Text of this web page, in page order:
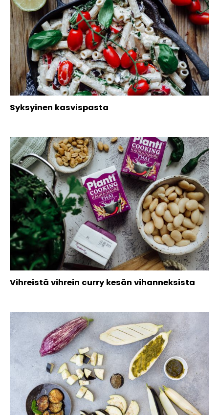
Syksyinen kasvispasta
Vihreistä vihrein curry kesän vihanneksista